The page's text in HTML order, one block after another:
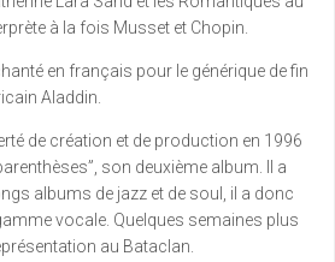
à la fois Musset et Chopin.
en français pour le générique de fin
Aladdin.
de création et de production en 1996
son deuxième album. Il a
albums de jazz et de soul, il a donc
vocale. Quelques semaines plus
au Bataclan.